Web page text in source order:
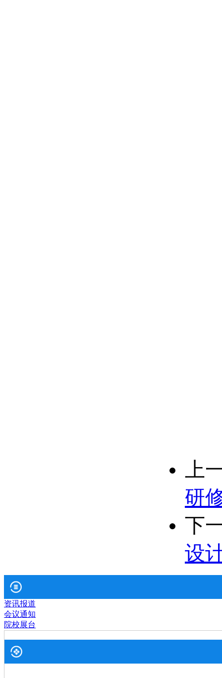
上
研
下
设
资讯报道
会议通知
院校展台